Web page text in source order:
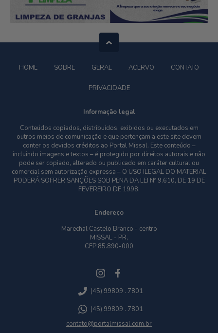
HOME SOBRE GERAL ACERVO CONTATO
PRIVACIDADE
Informação legal
Conteúdos copiados, distribuídos, exibidos ou executados em
outros meios de comunicação e que pertençam a este site devem
conter os devidos créditos ao Portal Missal. Este conteúdo –
incluindo imagens e textos – é protegido por direitos autorais e não
pode ser copiado, alterado ou publicado em caráter cultural ou
comercial sem autorização expressa – O USO ILEGAL DO MATERIAL
PODERÁ SOFRER SANÇÕES SOB PENA DA LEI Nº 9.610, DE 19 DE
FEVEREIRO DE 1998.
Endereço
Marechal Castelo Branco - centro
MISSAL - PR,
CEP 85.890-000
(45) 99809 . 7801
(45) 99809 . 7801
contato@portalmissal.com.br